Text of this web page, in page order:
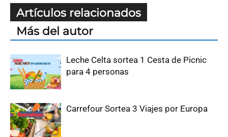
Artículos relacionados
Más del autor
Leche Celta sortea 1 Cesta de Picnic
para 4 personas
Carrefour Sortea 3 Viajes por Europa